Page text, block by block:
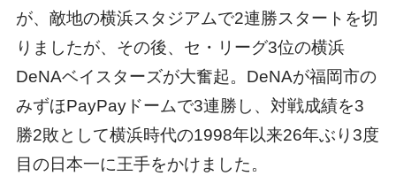
が、敵地の横浜スタジアムで2連勝スタートを切
りましたが、その後、セ・リーグ3位の横浜
DeNAベイスターズが大奮起。DeNAが福岡市の
みずほPayPayドームで3連勝し、対戦成績を3
勝2敗として横浜時代の1998年以来26年ぶり3度
目の日本一に王手をかけました。